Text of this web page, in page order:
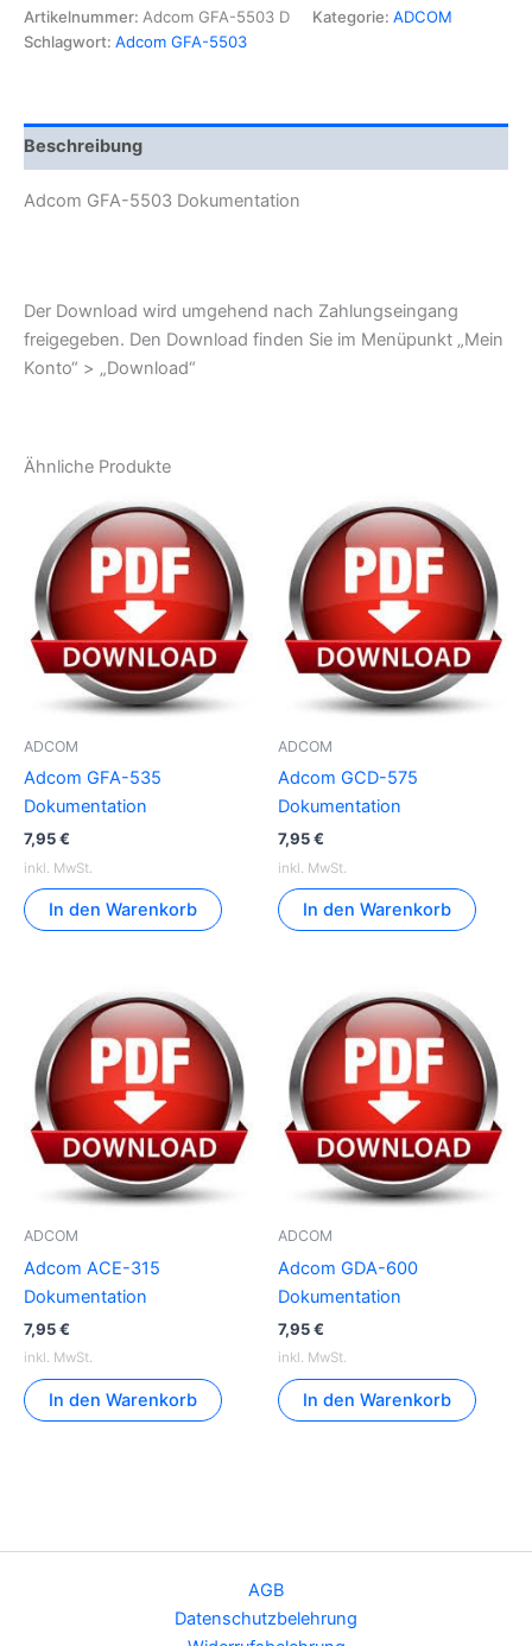
Dokumentation
Menge
Artikelnummer: Adcom GFA-5503 D Kategorie: ADCOM
Schlagwort: Adcom GFA-5503
Beschreibung
Adcom GFA-5503 Dokumentation
Der Download wird umgehend nach Zahlungseingang
freigegeben. Den Download finden Sie im Menüpunkt „Mein
Konto“ > „Download“
Ähnliche Produkte
ADCOM
Adcom GFA-535
Dokumentation
7,95€
inkl. MwSt.
In den Warenkorb
ADCOM
Adcom GCD-575
Dokumentation
7,95€
inkl. MwSt.
In den Warenkorb
ADCOM
Adcom ACE-315
Dokumentation
7,95€
inkl. MwSt.
In den Warenkorb
ADCOM
Adcom GDA-600
Dokumentation
7,95€
inkl. MwSt.
In den Warenkorb
AGB
Datenschutzbelehrung